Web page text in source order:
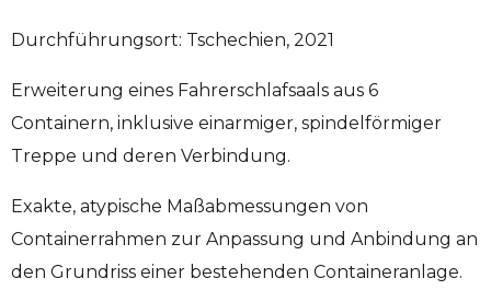
Durchführungsort: Tschechien, 2021
Erweiterung eines Fahrerschlafsaals aus 6
Containern, inklusive einarmiger, spindelförmiger
Treppe und deren Verbindung.
Exakte, atypische Maßabmessungen von
Containerrahmen zur Anpassung und Anbindung an
den Grundriss einer bestehenden Containeranlage.